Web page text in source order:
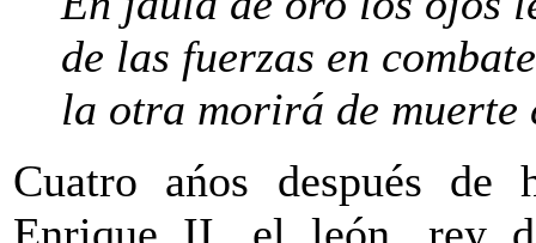
de las fuerzas en
la otra morirá de muerte
Cuatro ańos después de